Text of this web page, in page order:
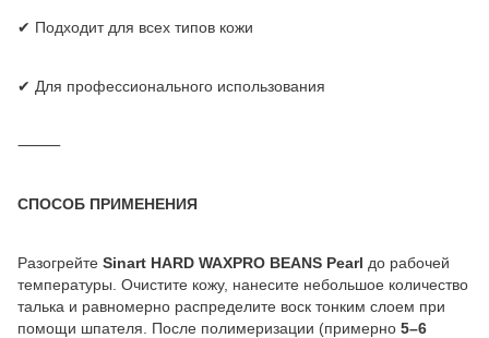
✔ Подходит для всех типов кожи
✔ Для профессионального использования
⸻
СПОСОБ ПРИМЕНЕНИЯ
Разогрейте Sinart HARD WAXPRO BEANS Pearl до рабочей
температуры. Очистите кожу, нанесите небольшое количество
талька и равномерно распределите воск тонким слоем при
помощи шпателя. После полимеризации (примерно 5–6